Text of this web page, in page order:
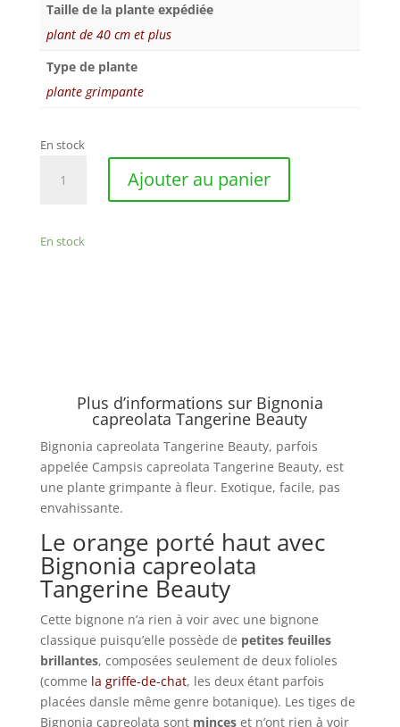
Taille de la plante expédiée
plant de 40 cm et plus
Type de plante
plante grimpante
En stock
Tangerine
Ajouter au panier
En stock
Plus d’informations sur Bignonia
capreolata Tangerine Beauty
Bignonia capreolata Tangerine Beauty, parfois
appelée Campsis capreolata Tangerine Beauty, est
une plante grimpante à fleur. Exotique, facile, pas
envahissante.
Le orange porté haut avec
Bignonia capreolata
Tangerine Beauty
Cette bignone n’a rien à voir avec une bignone
classique puisqu’elle possède de petites feuilles
brillantes, composées seulement de deux folioles
(comme la griffe-de-chat, les deux étant parfois
placées dansle même genre botanique). Les tiges de
Bignonia capreolata sont minceset n’ont rien à voir